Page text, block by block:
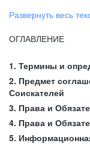
Развернуть весь
ОГЛАВЛЕНИЕ
1. Термины и
2. Предмет
Соискателей
3. Права и
4. Права и
5.